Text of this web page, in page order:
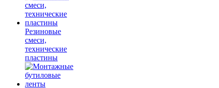
Резиновые
смеси,
технические
пластины